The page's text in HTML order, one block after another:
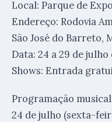
Local: Parque de
Endereço: Rodovia
São José do Barreto,
Data: 24 a 29 de julho
Shows: Entrada
Programação
24 de julho (sexta-